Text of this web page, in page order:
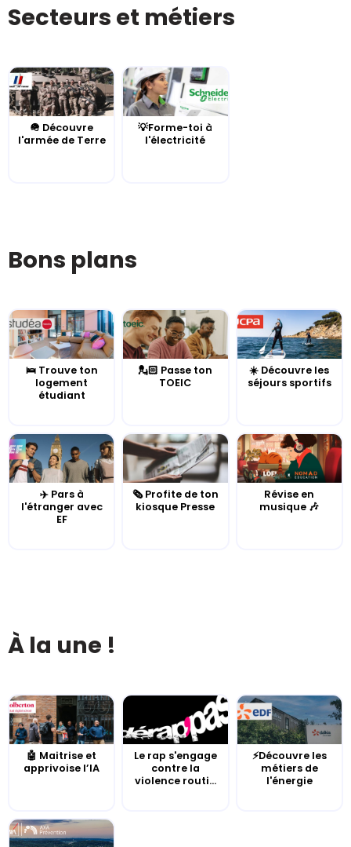
Secteurs et métiers
🪖 Découvre
l'armée de Terre
💡Forme-toi à
l'électricité
Bons plans
🛌 Trouve ton
logement
étudiant
💂🏻 Passe ton
TOEIC
☀️ Découvre les
séjours sportifs
✈️ Pars à
l'étranger avec
EF
🗞️ Profite de ton
kiosque Presse
Révise en
musique 🎶
À la une !
🤖 Maitrise et
apprivoise l’IA
Le rap s'engage
contre la
violence routi...
⚡Découvre les
métiers de
l'énergie